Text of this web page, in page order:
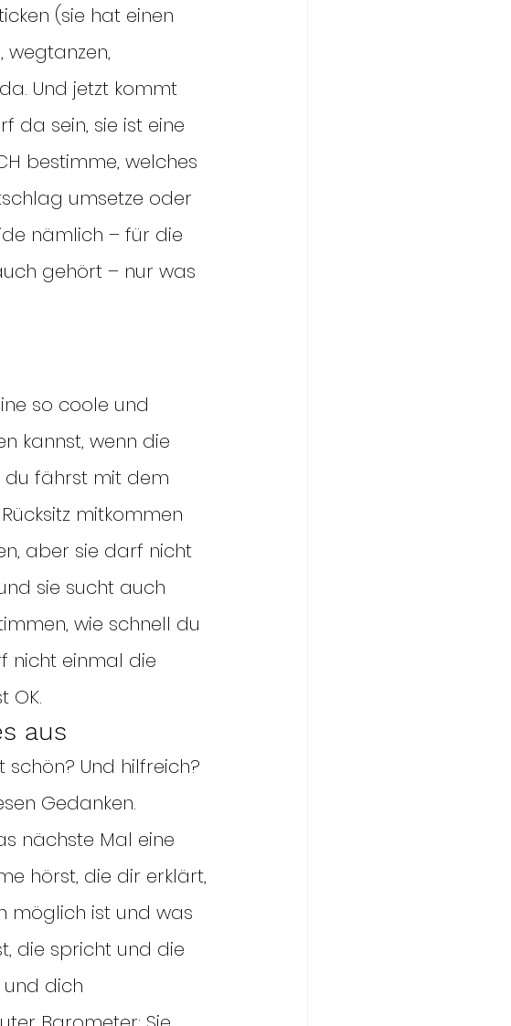
(sie hat einen
wegtanzen,
Und jetzt kommt
da sein, sie ist eine
bestimme, welches
umsetze oder
nämlich – für die
gehört – nur was
so coole und
kannst, wenn die
du fährst mit dem
mitkommen
aber sie darf nicht
sie sucht auch
wie schnell du
nicht einmal die
OK.
aus
schön? Und hilfreich?
Gedanken.
nächste Mal eine
hörst, die dir erklärt,
möglich ist und was
die spricht und die
und dich